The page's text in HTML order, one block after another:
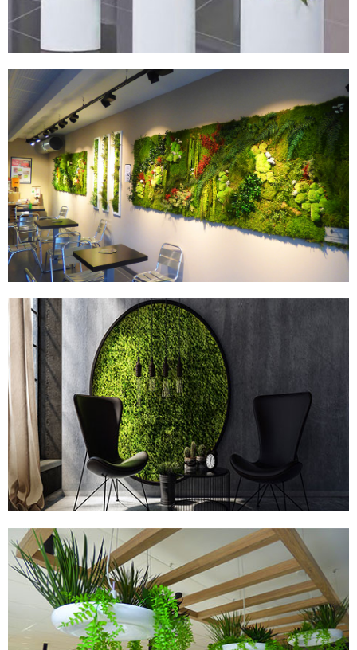
MURS STABILISÉS
TABLEAUX STABILISÉS
PLANTES ARTIFICIELLES